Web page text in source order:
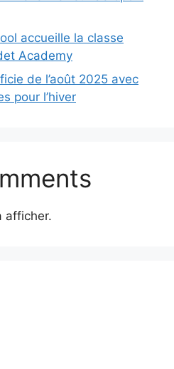
accueille la classe
Academy
de l’août 2025 avec
pour l’hiver
afficher.